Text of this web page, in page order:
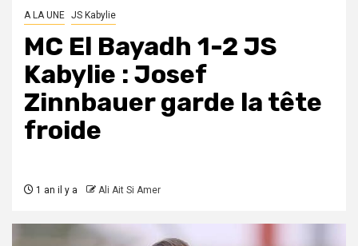
A LA UNE JS Kabylie
MC El Bayadh 1-2 JS
Kabylie : Josef
Zinnbauer garde la tête
froide
1 an il y a Ali Ait Si Amer